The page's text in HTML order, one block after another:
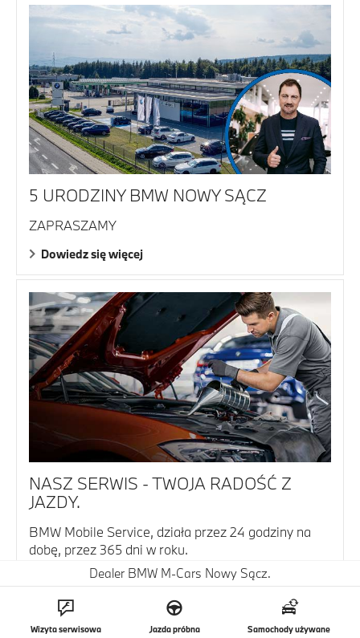
5 URODZINY BMW NOWY SĄCZ
ZAPRASZAMY
Dowiedz się więcej
NASZ SERWIS - TWOJA RADOŚĆ Z
JAZDY.
BMW Mobile Service, działa przez 24 godziny na
dobę, przez 365 dni w roku.
Dowiedz się więcej
Dealer BMW M-Cars Nowy Sącz.
Wizyta serwisowa Jazda próbna Samochody używane